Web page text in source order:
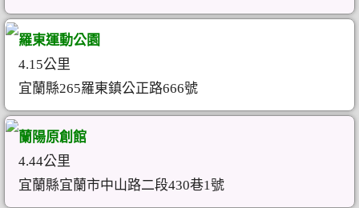
羅東運動公園
4.15公里
宜蘭縣265羅東鎮公正路666號
蘭陽原創館
4.44公里
宜蘭縣宜蘭市中山路二段430巷1號